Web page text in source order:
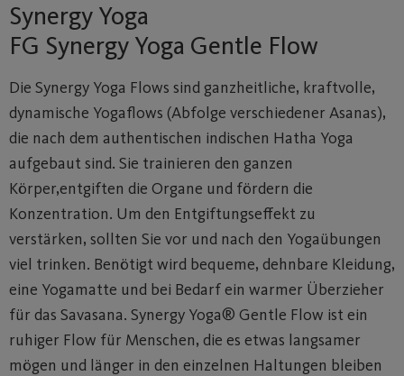
Synergy Yoga
FG Synergy Yoga Gentle Flow
Die Synergy Yoga Flows sind ganzheitliche, kraftvolle,
dynamische Yogaflows (Abfolge verschiedener Asanas),
die nach dem authentischen indischen Hatha Yoga
aufgebaut sind. Sie trainieren den ganzen
Körper,entgiften die Organe und fördern die
Konzentration. Um den Entgiftungseffekt zu
verstärken, sollten Sie vor und nach den Yogaübungen
viel trinken. Benötigt wird bequeme, dehnbare Kleidung,
eine Yogamatte und bei Bedarf ein warmer Überzieher
für das Savasana. Synergy Yoga® Gentle Flow ist ein
ruhiger Flow für Menschen, die es etwas langsamer
mögen und länger in den einzelnen Haltungen bleiben